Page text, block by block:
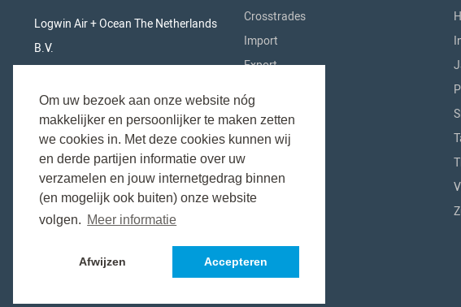
Om uw bezoek aan onze website nóg
makkelijker en persoonlijker te maken zetten
we cookies in. Met deze cookies kunnen wij
en derde partijen informatie over uw
verzamelen en jouw internetgedrag binnen
(en mogelijk ook buiten) onze website
volgen. Meer informatie
Afwijzen Accepteren
Logwin Air + Ocean The Netherlands
B.V.
Business Park
1175 RA Schiphol (Lijnden)
The Netherlands
Crosstrades
Import
Export
Spoorvervoer
Industrieën
Netwerk
Over ons